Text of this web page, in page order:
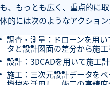
も、もっとも広く、重点的に
体的には次のようなアクション
調査・測量：ドローンを用
タと設計図面の差分から施
設計：3DCADを用いて施工
施工：三次元設計データを